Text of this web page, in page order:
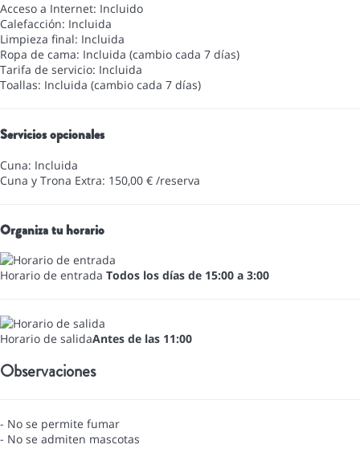
Acceso a Internet: Incluido
Calefacción: Incluida
Limpieza final: Incluida
Ropa de cama: Incluida (cambio cada 7 días)
Tarifa de servicio: Incluida
Toallas: Incluida (cambio cada 7 días)
Servicios opcionales
Cuna: Incluida
Cuna y Trona Extra: 150,00 € /reserva
Organiza tu horario
Horario de entrada Todos los días de 15:00 a 3:00
Horario de salidaAntes de las 11:00
Observaciones
- No se permite fumar
- No se admiten mascotas